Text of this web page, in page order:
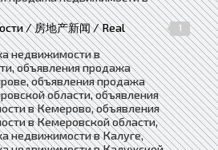
/ 房地产新闻 / Real
1
недвижимости в
объявления продажа
объявления продажа
области, объявления
в Кемерово, объявления
в Кемеровской области,
недвижимости в Калуге,